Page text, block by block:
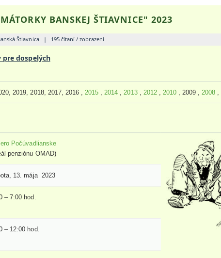
BANSKEJ ŠTIAVNICE" 2023
Štiavnica| 195 čítaní / zobrazení
dospelých
2019, 2018, 2017, 2016 , 2015 2014 2013, 2012 2010 , 2009 , 2008
Počúvadlianske
penziónu OMAD)
13. mája 2023
– 7:00 hod.
– 12:00 hod.